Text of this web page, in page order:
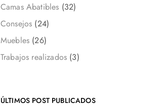
Camas Abatibles (32)
Consejos (24)
Muebles (26)
Trabajos realizados (3)
ÚLTIMOS POST PUBLICADOS